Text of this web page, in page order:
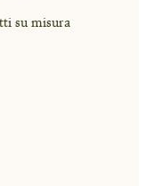
su misura